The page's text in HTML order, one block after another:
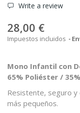
Write a review
28,00 €
Impuestos incluidos
Mono Infantil con
65% Poliéster /
Resistente, seguro y
más pequeños.